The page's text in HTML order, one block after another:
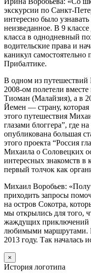
экскурсии по Санкт-
интересно было
неизведанное. В 9
класса в однодневный
водительские права и
каникул
Прибалтике.
В одном из
2008-ом полетели
Тиоман (Малайзия), а в
Йемен — страну, которая
этого путешествия
глазами блоггера”, где
опубликована большая
этого проекта “Россия
Михаила о Соловецких
интересных знакомств в
первый толчок как
Михаил Воробьев:
приходить запросы
на остров Сокотра,
мы открылись для того,
жаждущих приключений
любимыми маршрутами.
2013 году. Так началась
×
История логотипа